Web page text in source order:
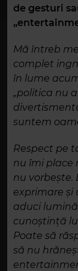
de gesturi
Mă întreb
complet
în lume
„politica nu
suntem
Respect pe
nu îmi place
nu vorbește.
exprimare și
aduci
cunoștință
Poate să
să nu